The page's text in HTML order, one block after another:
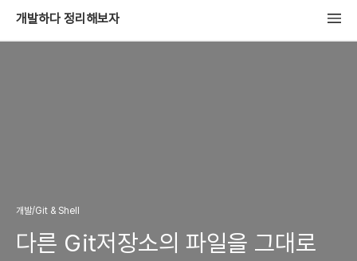
개발하다 정리해보자
개발/Git & Shell
다른 Git저장소의 파일을 그대로